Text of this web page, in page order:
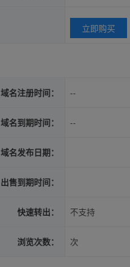
立即购买
域名注册时间： --
域名到期时间： --
域名发布日期：
出售到期时间：
快速转出： 不支持
浏览次数： 次